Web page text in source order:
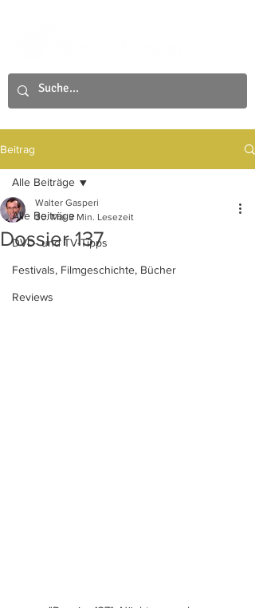
Beitrag
Alle Beiträge
DVD- und TV-Tipps
Festivals, Filmgeschichte, Bücher
Reviews
Alle Beiträge
Dossier 137
Walter Gasperi
30. Mai 3 Min. Lesezeit